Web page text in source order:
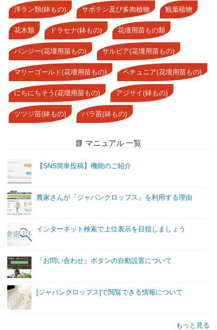
洋ラン類(鉢もの) サボテン及び多肉植物 観葉植物
花木類 ドラセナ(鉢もの) 花壇用苗もの類
パンジー(花壇用苗もの) サルビア(花壇用苗もの)
マリーゴールド(花壇用苗もの) ペチュニア(花壇用苗もの)
にちにちそう(花壇用苗もの) アジサイ(鉢もの)
ツツジ苗(鉢もの) バラ苗(鉢もの)
📗 マニュアル 一覧
【SNS簡単投稿】機能のご紹介
農家さんが『ジャパンクロップス』を利用する理由
インターネット検索で上位表示を目指しましょう
『お問い合わせ』ボタンの自動設置について
[ジャパンクロップス]で閲覧できる情報について
もっと見る